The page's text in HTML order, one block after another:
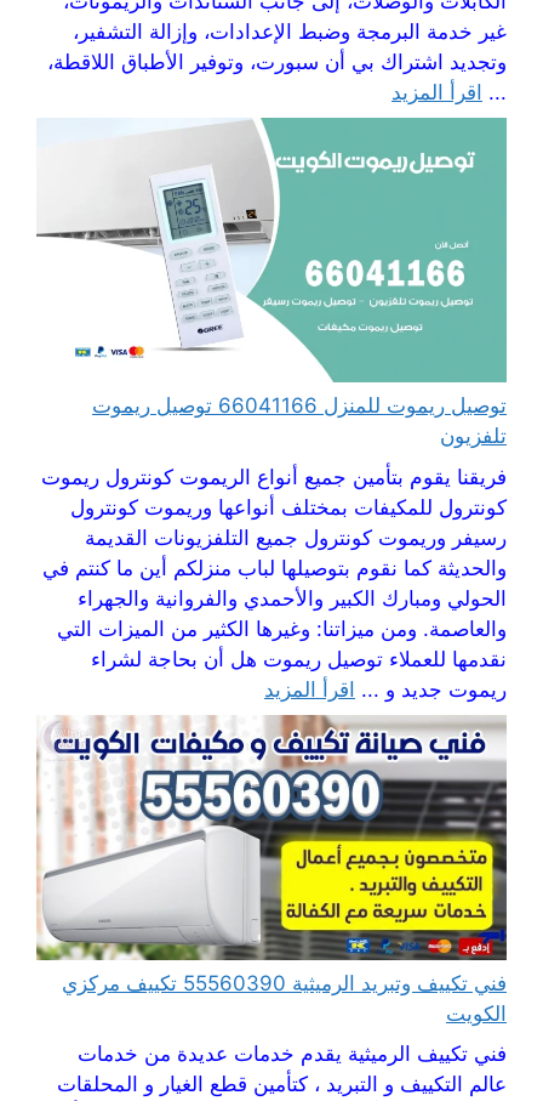
غير خدمة البرمجة وضبط الإعدادات، وإزالة التشفير،
وتجديد اشتراك بي أن سبورت، وتوفير الأطباق اللاقطة،
... اقرأ المزيد
توصيل ريموت للمنزل 66041166 توصيل ريموت
تلفزيون
فريقنا يقوم بتأمين جميع أنواع الريموت كونترول ريموت
كونترول للمكيفات بمختلف أنواعها وريموت كونترول
رسيفر وريموت كونترول جميع التلفزيونات القديمة
والحديثة كما نقوم بتوصيلها لباب منزلكم أين ما كنتم في
الحولي ومبارك الكبير والأحمدي والفروانية والجهراء
والعاصمة. ومن ميزاتنا: وغيرها الكثير من الميزات التي
نقدمها للعملاء توصيل ريموت هل أن بحاجة لشراء
ريموت جديد و ... اقرأ المزيد
فني تكييف وتبريد الرميثية 55560390 تكييف مركزي
الكويت
فني تكييف الرميثية يقدم خدمات عديدة من خدمات
عالم التكييف و التبريد ، كتأمين قطع الغيار و المحلقات